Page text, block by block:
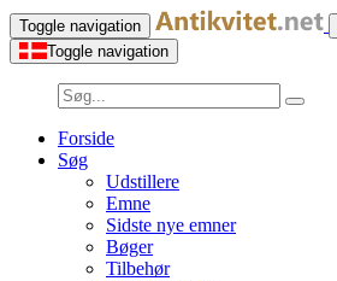
Toggle navigation
Toggle navigation
Forside
Søg
Udstillere
Emne
Sidste nye emner
Bøger
Tilbehør